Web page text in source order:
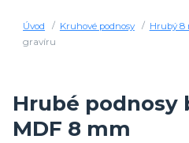
Úvod Kruhové podnosy Hrubý 8
gravíru
Hrubé podnosy
MDF 8 mm